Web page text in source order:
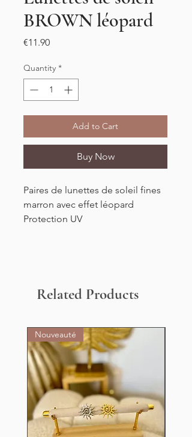
BROWN léopard
€11.90Price
Quantity *
Add to Cart
Buy Now
Paires de lunettes de soleil fines
marron avec effet léopard
Protection UV
Related Products
Nouveauté